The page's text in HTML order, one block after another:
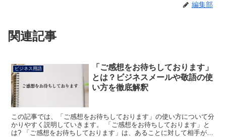
編集部
関連記事
ビジネス用語
「ご感想をお待ちしております」
とは？ビジネスメールや敬語の使
い方を徹底解釈
この記事では、「ご感想をお待ちしております」の使い方について分
かりやすく説明していきます。 「ご感想をお待ちしております」と
は? 「ご感想をお待ちしております」は、あることに対して相手が思